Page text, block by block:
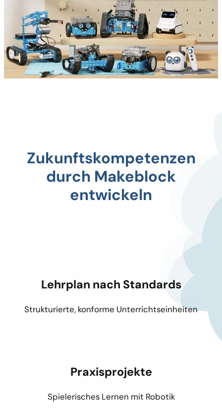
Zukunftskompetenzen
durch Makeblock
entwickeln
Lehrplan nach Standards
Strukturierte, konforme Unterrichtseinheiten
Praxisprojekte
Spielerisches Lernen mit Robotik